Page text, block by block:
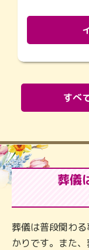
すべ
葬儀
葬儀は普段関わ
かりです。また